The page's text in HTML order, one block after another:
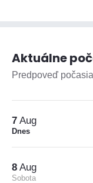
Aktuálne
Predpoveď
7 Aug
Dnes
8 Aug
Sobota